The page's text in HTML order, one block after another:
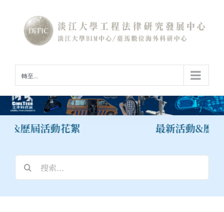
content
轉至...
&歷屆活動花絮 最新活動&歷